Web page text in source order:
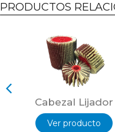
PRODUCTOS
Cabezal Lijador
Ver producto